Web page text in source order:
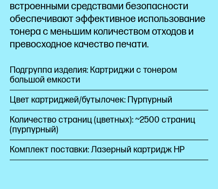
встроенными средствами безопасности
обеспечивают эффективное использование
тонера с меньшим количеством отходов и
превосходное качество печати.
Подгруппа изделия: Картриджи с тонером
большой емкости
Цвет картриджей/бутылочек: Пурпурный
Количество страниц (цветных): ~2500 страниц
(пурпурный)
Комплект поставки: Лазерный картридж HP